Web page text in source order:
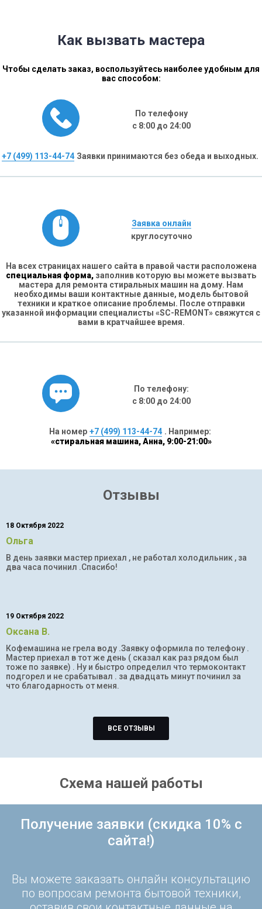
Как вызвать мастера
Чтобы сделать заказ, воспользуйтесь наиболее удобным для
вас способом:
По телефону
с 8:00 до 24:00
+7 (499) 113-44-74 Заявки принимаются без обеда и выходных.
Заявка онлайн
круглосуточно
На всех страницах нашего сайта в правой части расположена
специальная форма, заполнив которую вы можете вызвать
мастера для ремонта стиральных машин на дому. Нам
необходимы ваши контактные данные, модель бытовой
техники и краткое описание проблемы. После отправки
указанной информации специалисты «SC-REMONT» свяжутся с
вами в кратчайшее время.
По телефону:
с 8:00 до 24:00
На номер +7 (499) 113-44-74 . Например:
«стиральная машина, Анна, 9:00-21:00»
Отзывы
18 Октября 2022
Ольга
В день заявки мастер приехал , не работал холодильник , за
два часа починил .Спасибо!
19 Октября 2022
Оксана В.
Кофемашина не грела воду .Заявку оформила по телефону .
Мастер приехал в тот же день ( сказал как раз рядом был
тоже по заявке) . Ну и быстро определил что термоконтакт
подгорел и не срабатывал . за двадцать минут починил за
что благодарность от меня.
ВСЕ ОТЗЫВЫ
Схема нашей работы
Получение заявки (скидка 10% с
сайта!)
Вы можете заказать онлайн консультацию
по вопросам ремонта бытовой техники,